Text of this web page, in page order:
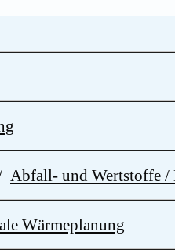
Abfall- und Wertstoffe /
Wärmeplanung